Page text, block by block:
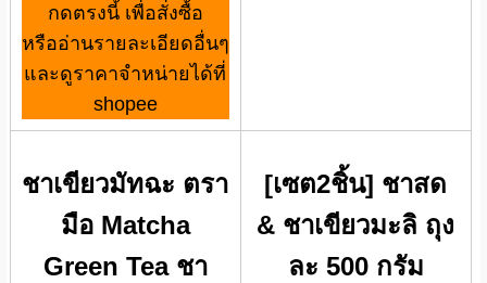
กดตรงนี้ เพื่อสั่งซื้อ
หรืออ่านรายละเอียดอื่นๆ
และดูราคาจำหน่ายได้ที่
shopee
ชาเขียวมัทฉะ ตรา
มือ Matcha
Green Tea ชา
[เซต2ชิ้น] ชาสด
& ชาเขียวมะลิ ถุง
ละ 500 กรัม